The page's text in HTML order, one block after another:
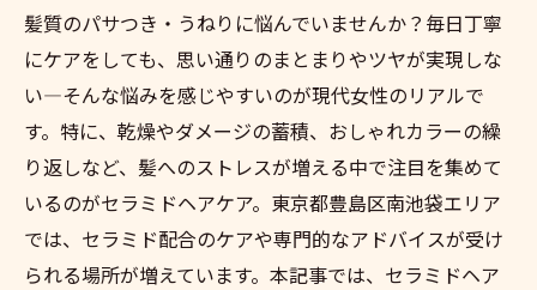
髪質のパサつき・うねりに悩んでいませんか？毎日丁寧
にケアをしても、思い通りのまとまりやツヤが実現しな
い―そんな悩みを感じやすいのが現代女性のリアルで
す。特に、乾燥やダメージの蓄積、おしゃれカラーの繰
り返しなど、髪へのストレスが増える中で注目を集めて
いるのがセラミドヘアケア。東京都豊島区南池袋エリア
では、セラミド配合のケアや専門的なアドバイスが受け
られる場所が増えています。本記事では、セラミドヘア